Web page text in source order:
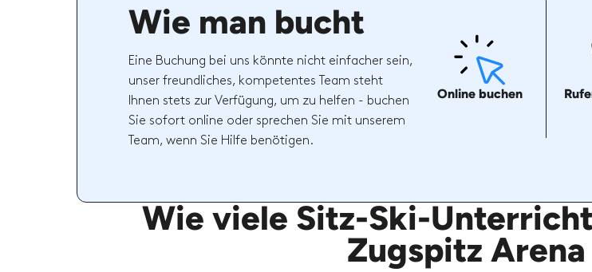
Wie man bucht
Eine Buchung bei uns könnte nicht einfacher sein,
unser freundliches, kompetentes Team steht
Ihnen stets zur Verfügung, um zu helfen - buchen
Sie sofort online oder sprechen Sie mit unserem
Team, wenn Sie Hilfe benötigen.
Online buchen
Wie viele Sitz-Ski-
Zugspitz